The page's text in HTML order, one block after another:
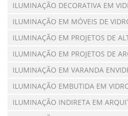
ILUMINAÇÃO DECORATIVA EM
ILUMINAÇÃO EM MÓVEIS DE
ILUMINAÇÃO EM PROJETOS DE
ILUMINAÇÃO EM PROJETOS DE
ILUMINAÇÃO EM VARANDA
ILUMINAÇÃO EMBUTIDA EM
ILUMINAÇÃO INDIRETA EM